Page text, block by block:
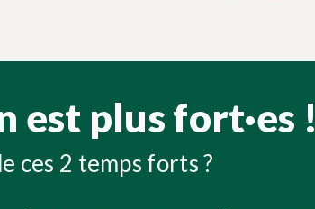
est plus fort·es !
ces 2 temps forts ?